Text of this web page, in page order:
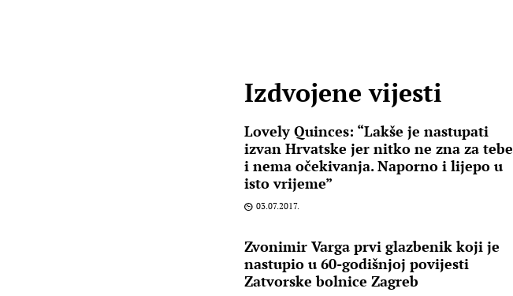
Izdvojene vijesti
Lovely Quinces: “Lakše je nastupati
izvan Hrvatske jer nitko ne zna za tebe
i nema očekivanja. Naporno i lijepo u
isto vrijeme”
03.07.2017.
Zvonimir Varga prvi glazbenik koji je
nastupio u 60-godišnjoj povijesti
Zatvorske bolnice Zagreb